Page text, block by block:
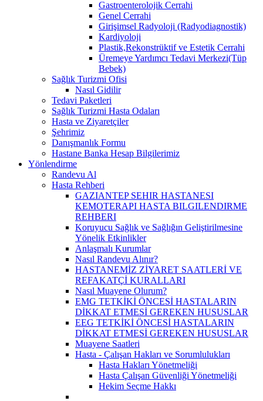
Gastroenterolojik Cerrahi
Genel Cerrahi
Girişimsel Radyoloji (Radyodiagnostik)
Kardiyoloji
Plastik,Rekonstrüktif ve Estetik Cerrahi
Üremeye Yardımcı Tedavi Merkezi(Tüp
Bebek)
Sağlık Turizmi Ofisi
Nasıl Gidilir
Tedavi Paketleri
Sağlık Turizmi Hasta Odaları
Hasta ve Ziyaretçiler
Şehrimiz
Danışmanlık Formu
Hastane Banka Hesap Bilgilerimiz
Yönlendirme
Randevu Al
Hasta Rehberi
GAZIANTEP SEHIR HASTANESI
KEMOTERAPI HASTA BILGILENDIRME
REHBERI
Koruyucu Sağlık ve Sağlığın Geliştirilmesine
Yönelik Etkinlikler
Anlaşmalı Kurumlar
Nasıl Randevu Alınır?
HASTANEMİZ ZİYARET SAATLERİ VE
REFAKATÇİ KURALLARI
Nasıl Muayene Olurum?
EMG TETKİKİ ÖNCESİ HASTALARIN
DİKKAT ETMESİ GEREKEN HUSUSLAR
EEG TETKİKİ ÖNCESİ HASTALARIN
DİKKAT ETMESİ GEREKEN HUSUSLAR
Muayene Saatleri
Hasta - Çalışan Hakları ve Sorumlulukları
Hasta Hakları Yönetmeliği
Hasta Çalışan Güvenliği Yönetmeliği
Hekim Seçme Hakkı